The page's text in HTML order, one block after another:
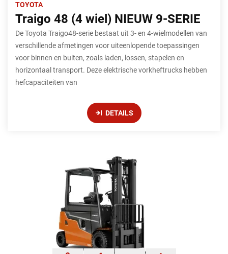
TOYOTA
Traigo 48 (4 wiel) NIEUW 9-SERIE
De Toyota Traigo48-serie bestaat uit 3- en 4-wielmodellen van
verschillende afmetingen voor uiteenlopende toepassingen
voor binnen en buiten, zoals laden, lossen, stapelen en
horizontaal transport. Deze elektrische vorkheftrucks hebben
hefcapaciteiten van
DETAILS